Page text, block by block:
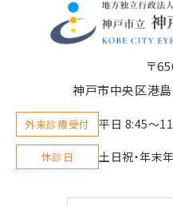
〒
神戸市中央区港
外来診療受付 平日 8:45〜
休診日 土日祝・年末